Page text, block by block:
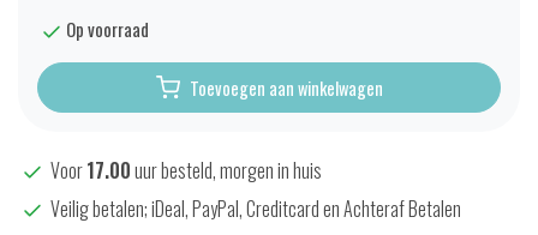
Op voorraad
Toevoegen aan winkelwagen
Voor17.00uur besteld, morgen in huis
Veilig betalen; iDeal, PayPal, Creditcard en Achteraf Betalen